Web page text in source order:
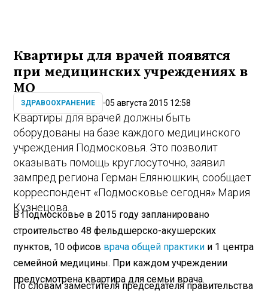
Квартиры для врачей появятся
при медицинских учреждениях в
МО
ЗДРАВООХРАНЕНИЕ 05 августа 2015 12:58
Квартиры для врачей должны быть
оборудованы на базе каждого медицинского
учреждения Подмосковья. Это позволит
оказывать помощь круглосуточно, заявил
зампред региона Герман Елянюшкин, сообщает
корреспондент «Подмосковье сегодня» Мария
Кузнецова.
В Подмосковье в 2015 году запланировано
строительство 48 фельдшерско-акушерских
пунктов, 10 офисов врача общей практики и 1 центра
семейной медицины. При каждом учреждении
предусмотрена квартира для семьи врача.
По словам заместителя председателя правительства